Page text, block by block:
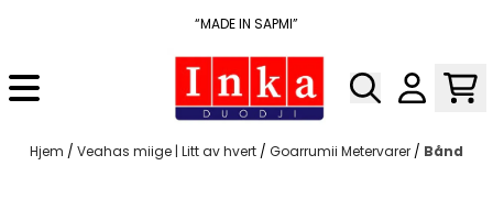
“MADE IN SAPMI”
Hjem / Veahas miige | Litt av hvert / Goarrumii Metervarer / Bånd